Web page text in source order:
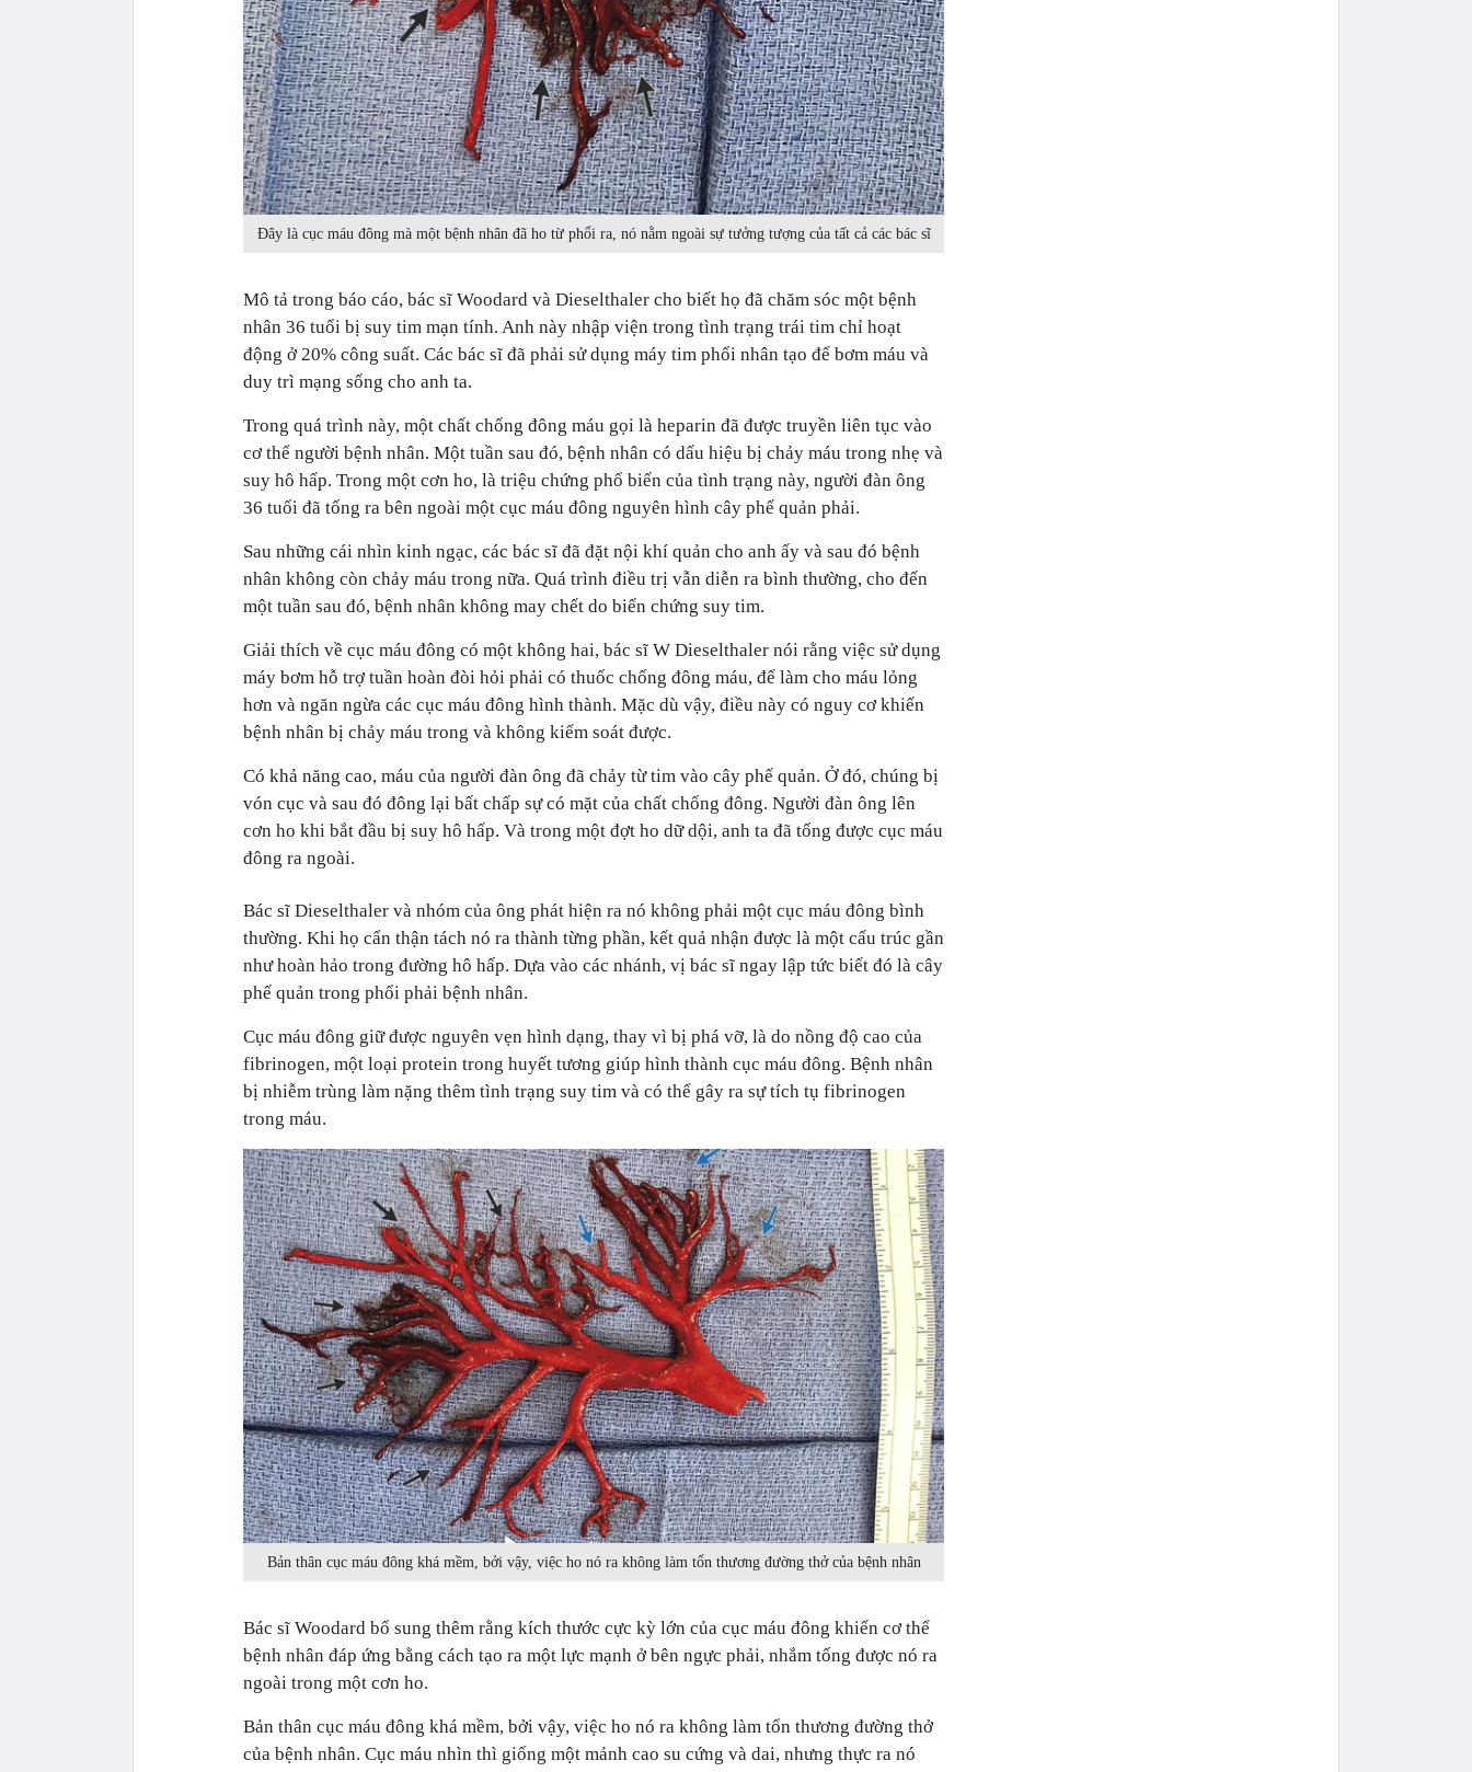
Đây là cục máu đông mà một bệnh nhân đã ho từ phổi ra, nó nằm ngoài sự tưởng tượng của tất cả các bác sĩ
Mô tả trong báo cáo, bác sĩ Woodard và Dieselthaler cho biết họ đã chăm sóc một bệnh
nhân 36 tuổi bị suy tim mạn tính. Anh này nhập viện trong tình trạng trái tim chỉ hoạt
động ở 20% công suất. Các bác sĩ đã phải sử dụng máy tim phổi nhân tạo để bơm máu và
duy trì mạng sống cho anh ta.
Trong quá trình này, một chất chống đông máu gọi là heparin đã được truyền liên tục vào
cơ thể người bệnh nhân. Một tuần sau đó, bệnh nhân có dấu hiệu bị chảy máu trong nhẹ và
suy hô hấp. Trong một cơn ho, là triệu chứng phổ biến của tình trạng này, người đàn ông
36 tuổi đã tống ra bên ngoài một cục máu đông nguyên hình cây phế quản phải.
Sau những cái nhìn kinh ngạc, các bác sĩ đã đặt nội khí quản cho anh ấy và sau đó bệnh
nhân không còn chảy máu trong nữa. Quá trình điều trị vẫn diễn ra bình thường, cho đến
một tuần sau đó, bệnh nhân không may chết do biến chứng suy tim.
Giải thích về cục máu đông có một không hai, bác sĩ W Dieselthaler nói rằng việc sử dụng
máy bơm hỗ trợ tuần hoàn đòi hỏi phải có thuốc chống đông máu, để làm cho máu lỏng
hơn và ngăn ngừa các cục máu đông hình thành. Mặc dù vậy, điều này có nguy cơ khiến
bệnh nhân bị chảy máu trong và không kiểm soát được.
Có khả năng cao, máu của người đàn ông đã chảy từ tim vào cây phế quản. Ở đó, chúng bị
vón cục và sau đó đông lại bất chấp sự có mặt của chất chống đông. Người đàn ông lên
cơn ho khi bắt đầu bị suy hô hấp. Và trong một đợt ho dữ dội, anh ta đã tống được cục máu
đông ra ngoài.
Bác sĩ Dieselthaler và nhóm của ông phát hiện ra nó không phải một cục máu đông bình
thường. Khi họ cẩn thận tách nó ra thành từng phần, kết quả nhận được là một cấu trúc gần
như hoàn hảo trong đường hô hấp. Dựa vào các nhánh, vị bác sĩ ngay lập tức biết đó là cây
phế quản trong phổi phải bệnh nhân.
Cục máu đông giữ được nguyên vẹn hình dạng, thay vì bị phá vỡ, là do nồng độ cao của
fibrinogen, một loại protein trong huyết tương giúp hình thành cục máu đông. Bệnh nhân
bị nhiễm trùng làm nặng thêm tình trạng suy tim và có thể gây ra sự tích tụ fibrinogen
trong máu.
Bản thân cục máu đông khá mềm, bởi vậy, việc ho nó ra không làm tổn thương đường thở của bệnh nhân
Bác sĩ Woodard bổ sung thêm rằng kích thước cực kỳ lớn của cục máu đông khiến cơ thể
bệnh nhân đáp ứng bằng cách tạo ra một lực mạnh ở bên ngực phải, nhắm tống được nó ra
ngoài trong một cơn ho.
Bản thân cục máu đông khá mềm, bởi vậy, việc ho nó ra không làm tổn thương đường thở
của bệnh nhân. Cục máu nhìn thì giống một mảnh cao su cứng và dai, nhưng thực ra nó